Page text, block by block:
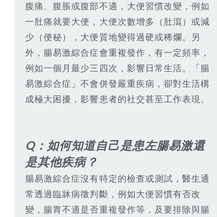
腹痛、腹脹或腹部不適，大便習慣改變，例如
一肚痛就要大便，大便次數增多（肚瀉）或減
少（便秘），大便質地變得過硬或稀爛。另
外，腸易激綜合症會重複發作，有一定頻率，
例如一個月最少三四次，影響日常生活。「腸
易激綜合症」不會併發嚴重疾病，卻對生活構
成極大困擾，影響患者的社交甚至工作表現。
Q：如何知道自己是患左腸易激還
是其他疾病？
腸易激綜合症沒有特定的檢查或測試，醫生通
常透過臨牀病徵判斷，例如大便習慣有否改
變，腸胃不適是否重複發作等，及要排除與腸